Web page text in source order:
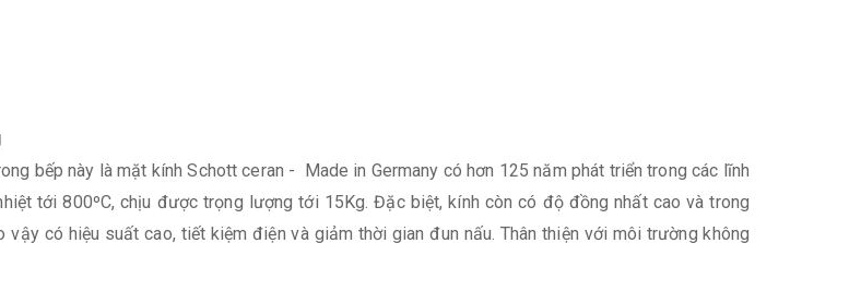
bếp này là mặt kính Schott ceran - Made in Germany có hơn 125 năm phát triển trong các lĩnh
tới 800ºC, chịu được trọng lượng tới 15Kg. Đặc biệt, kính còn có độ đồng nhất cao và trong
có hiệu suất cao, tiết kiệm điện và giảm thời gian đun nấu. Thân thiện với môi trường không